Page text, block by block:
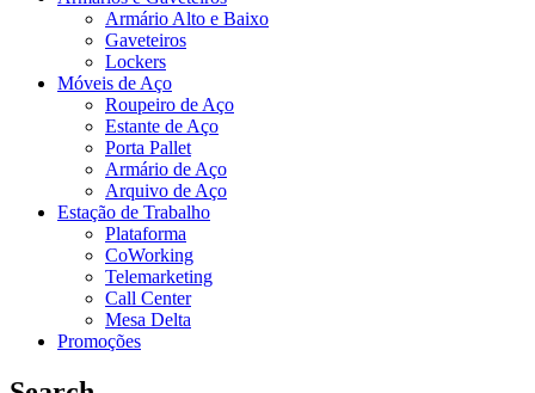
Armário Alto e Baixo
Gaveteiros
Lockers
Móveis de Aço
Roupeiro de Aço
Estante de Aço
Porta Pallet
Armário de Aço
Arquivo de Aço
Estação de Trabalho
Plataforma
CoWorking
Telemarketing
Call Center
Mesa Delta
Promoções